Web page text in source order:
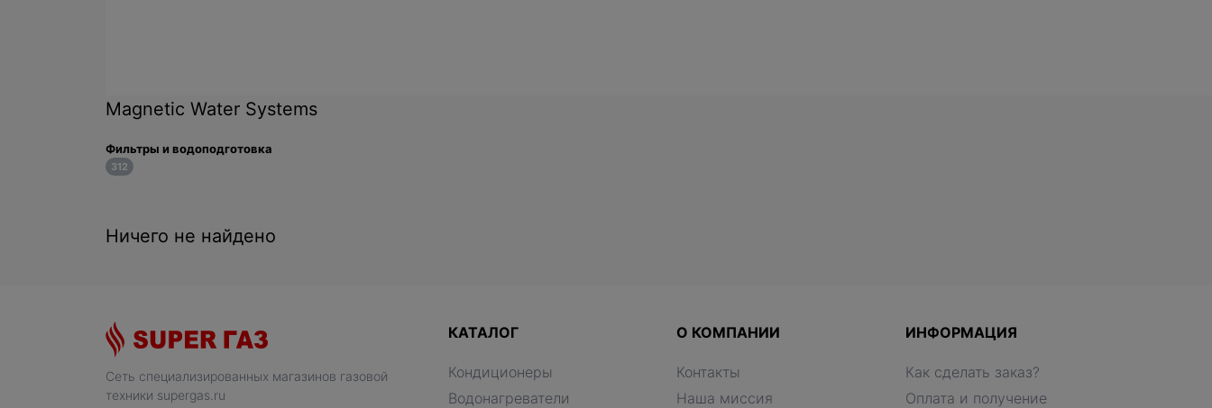
Magnetic Water Systems
Фильтры и водоподготовка
312
Ничего не найдено
Сеть специализированных магазинов газовой
техники supergas.ru
КАТАЛОГ
Кондиционеры
Водонагреватели
О КОМПАНИИ
Контакты
Наша миссия
ИНФОРМАЦИЯ
Как сделать заказ?
Оплата и получение